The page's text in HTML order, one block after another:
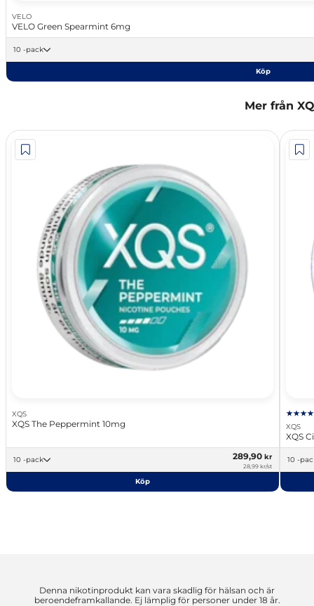
VELO
VELO Green Spearmint 6mg
10 -pack
Köp
Mer från
XQS
XQS The Peppermint 10mg
10 -pack 289,90 kr
28,99 kr/st
Köp
XQS
XQS
10 -
Denna nikotinprodukt kan vara skadlig för hälsan och är
beroendeframkallande. Ej lämplig för personer under 18 år.